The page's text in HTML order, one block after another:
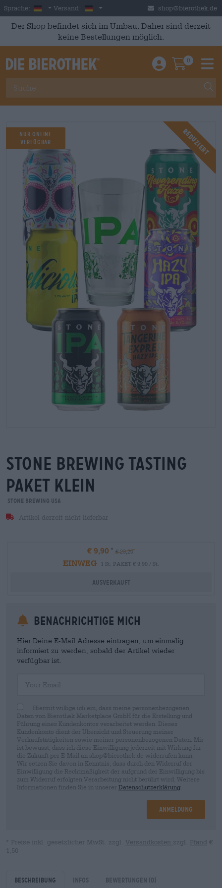
Skip to main content
Sprache: German
Versand: Deutschland shop@bierothek.de
Der Shop befindet sich im Umbau. Daher sind derzeit
keine Bestellungen möglich.
Einloggen /
0
Reduziert
NUR ONLINE
VERFÜGBAR
stone brewing tasting
Paket klein
Stone Brewing USA
Artikel derzeit nicht lieferbar
€ 9,90 € 23,20
EINWEG 1 St. PAKET € 9,90 / St.
Ausverkauft
Benachrichtige mich
Hier Deine E-Mail Adresse eintragen, um einmalig
informiert zu werden, sobald der Artikel wieder
verfügbar ist.
Hiermit willige ich ein, dass meine personenbezogenen
Daten von Bierothek Marketplace GmbH für die Erstellung und
Führung eines Kundenkontos verarbeitet werden. Dieses
Kundenkonto dient der Übersicht und Steuerung meiner
Verkaufstätigkeiten sowie meiner personenbezogenen Daten. Mir
ist bewusst, dass ich diese Einwilligung jederzeit mit Wirkung für
die Zukunft per E-Mail an shop@bierothek.de widerrufen kann.
Wir setzen Sie davon in Kenntnis, dass durch den Widerruf der
Einwilligung die Rechtmäßigkeit der aufgrund der Einwilligung bis
zum Widerruf erfolgten Verarbeitung nicht berührt wird. Weitere
Informationen finden Sie in unserer Datenschutzerklärung
Anmeldung
* Preise inkl. gesetzlicher MwSt. zzgl. Versandkosten zzgl. Pfand €
1,50
Beschreibung Infos Bewertungen (0)